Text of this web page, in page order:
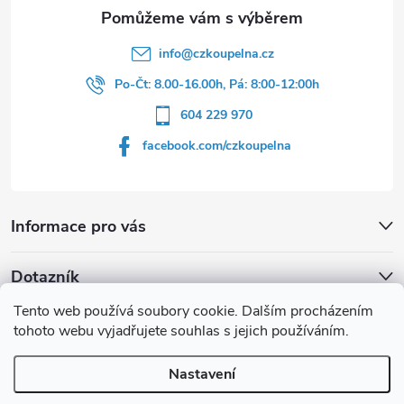
Tento web používá soubory cookie. Dalším procházením
tohoto webu vyjadřujete souhlas s jejich používáním.
Nastavení
Informace pro vás
info@czkoupelna.cz
Po-Čt: 8.00-16.00h, Pá: 8:00-12:00h
604 229 970
facebook.com/czkoupelna
Dotazník
Líbí se vám u sprchového koutu rám barvě
Počet hlasů: